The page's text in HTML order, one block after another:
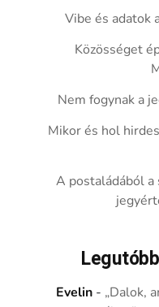
Vibe és adatok
Közösséget
Nem fogynak a
Mikor és hol
A postaládából
Evelin - „Dalok,